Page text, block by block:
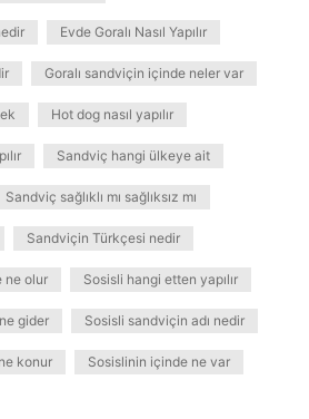
Evde Goralı Nasıl Yapılır
Goralı sandviçin içinde neler var
Hot dog nasıl yapılır
Sandviç hangi ülkeye ait
Sandviç sağlıklı mı sağlıksız mı
Sandviçin Türkçesi nedir
ne olur Sosisli hangi etten yapılır
gider Sosisli sandviçin adı nedir
konur Sosislinin içinde ne var